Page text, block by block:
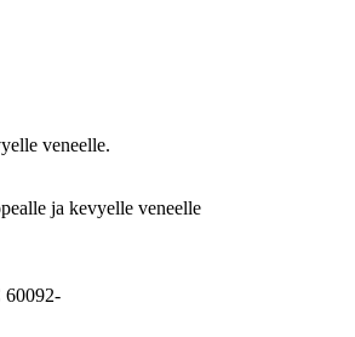
veneelle.
ja kevyelle veneelle
60092-